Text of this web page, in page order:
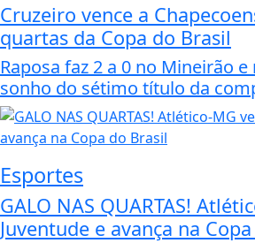
Cruzeiro vence a
quartas da Copa do Brasil
Raposa faz 2 a 0 no Mineirão
sonho do sétimo título da
Esportes
GALO NAS QUARTAS!
Juventude e avança na